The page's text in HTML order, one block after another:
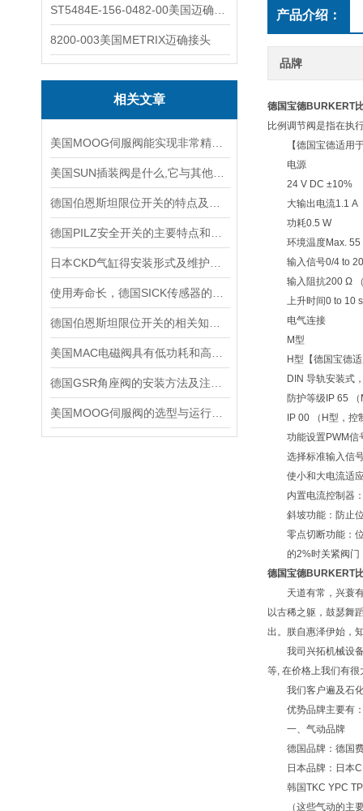
8200-003美国METRIX迈确接头
相关文章
产品介绍：
品牌
德国宝德BURKERT
比例调节阀是指在执
【德国宝德适用于
电源
24 V DC ±10%
大输出电流1.1 A
功耗0.5 W
环境温度Max. 55
输入信号0/4 to 20
输入阻抗200 Ω （
上升时间0 to 10 s
电气连接
M型
H型【德国宝德适
DIN 导轨安装式，
防护等级IP 65 （
IP 00 （H型，控
功能设置PWM信
选择标准输入信号
使小和大电流适应
内置电流控制器：
斜坡功能：防止位
零点切断功能：位
的2%时关紧阀门
德国宝德BURKERT
天道有常，兴蓑有
以古稀之躯，鼓瑟舞
出。朕自惠泽伊始，
我司兴拓机械设备
等, 在价格上我们有
我们客户遍及石化
优势品牌主要有
一、气动品牌
德国品牌：德国费
日本品牌：日本
韩国TKC YPC TPC
（这些气动的主要